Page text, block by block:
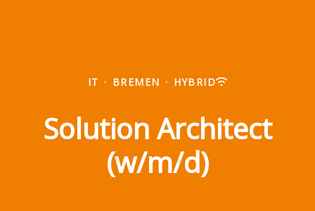
IT · BREMEN · HYBRID
Solution Architect
(w/m/d)